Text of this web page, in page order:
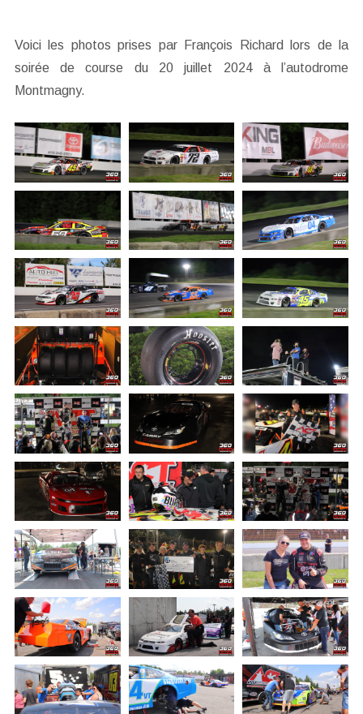
Voici les photos prises par François Richard lors de la
soirée de course du 20 juillet 2024 à l’autodrome
Montmagny.